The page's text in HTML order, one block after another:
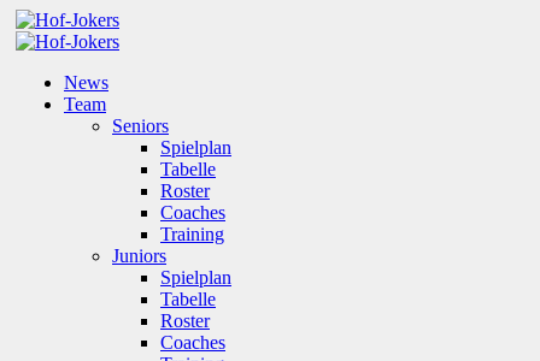
News
Team
Seniors
Spielplan
Tabelle
Roster
Coaches
Training
Juniors
Spielplan
Tabelle
Roster
Coaches